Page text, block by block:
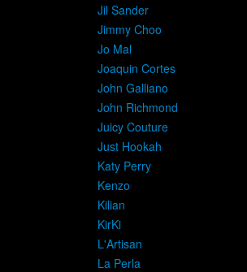
Jil Sander
Jimmy Choo
Jo Mal
Joaquin Cortes
John Galliano
John Richmond
Juicy Couture
Just Hookah
Katy Perry
Kenzo
Kilian
KirKi
L'Artisan
La Perla